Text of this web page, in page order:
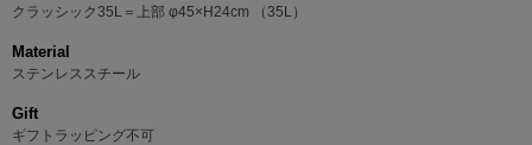
クラッシック35L＝上部 φ45×H24cm （35L）
Material
ステンレススチール
Gift
ギフトラッピング不可